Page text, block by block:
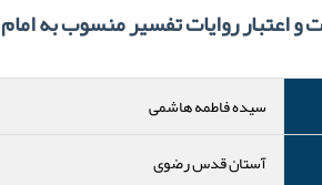
روایات تفسیر منسوب به امام
سیده فاطمه هاشمی
آستان قدس رضوی